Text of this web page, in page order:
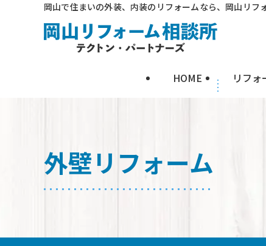
岡山で住まいの外装、内装のリフォームなら、岡山リフ
HOME リフォ
外壁リフォーム